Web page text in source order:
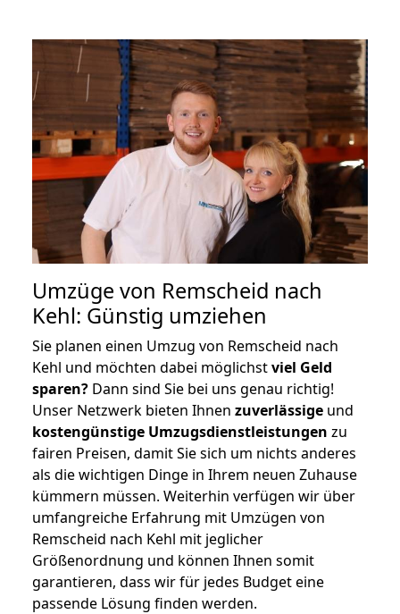
Umzüge von Remscheid nach
Kehl: Günstig umziehen
Sie planen einen Umzug von Remscheid nach
Kehl und möchten dabei möglichstviel Geld
sparen? Dann sind Sie bei uns genau richtig!
Unser Netzwerk bieten Ihnen zuverlässige und
kostengünstige Umzugsdienstleistungen zu
fairen Preisen, damit Sie sich um nichts anderes
als die wichtigen Dinge in Ihrem neuen Zuhause
kümmern müssen. Weiterhin verfügen wir über
umfangreiche Erfahrung mit Umzügen von
Remscheid nach Kehl mit jeglicher
Größenordnung und können Ihnen somit
garantieren, dass wir für jedes Budget eine
passende Lösung finden werden.